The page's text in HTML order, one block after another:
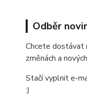
Odběr
Chcete dostávat
změnách a
Stačí vyplnit e-
:)